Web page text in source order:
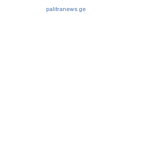
მოსახლეობის წილი 63.7%-დან
palitranews.ge